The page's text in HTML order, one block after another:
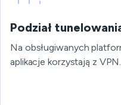
Podział
Na obsługiwanych
aplikacje korzystają z VPN.